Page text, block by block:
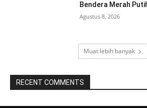
Bendera Merah
Agustus 8, 2026
Muat lebih banyak
RECENT COMMENTS